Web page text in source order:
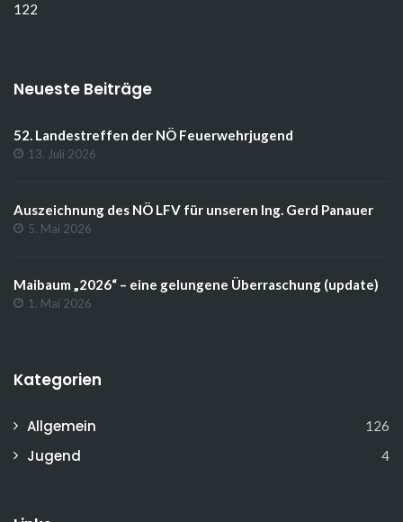
122
Neueste Beiträge
52. Landestreffen der NÖ Feuerwehrjugend
13. Juli 2026
Auszeichnung des NÖ LFV für unseren Ing. Gerd Panauer
5. Mai 2026
Maibaum „2026“ – eine gelungene Überraschung (update)
1. Mai 2026
Kategorien
Allgemein 126
Jugend 4